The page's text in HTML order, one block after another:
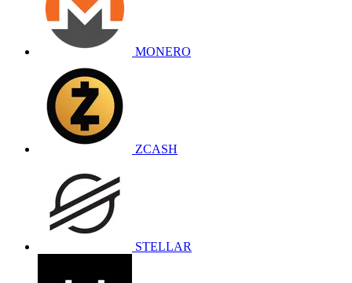
MONERO
ZCASH
STELLAR